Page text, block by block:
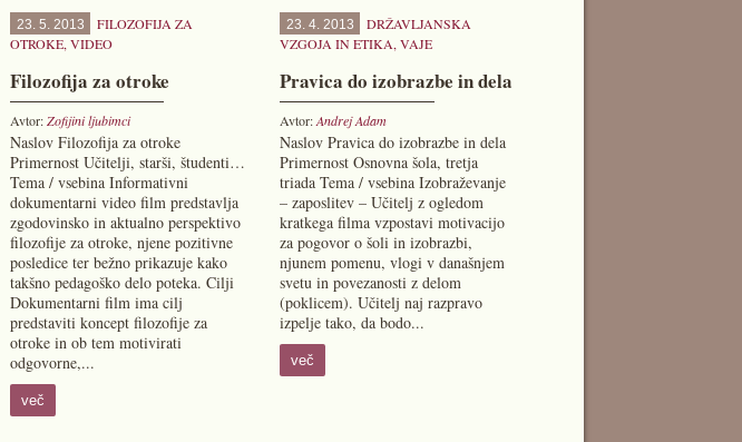
23. 5. 2013
FILOZOFIJA ZA
OTROKE, VIDEO
Filozofija za otroke
Avtor:Zofijini ljubimci
Naslov Filozofija za otroke
Primernost Učitelji, starši, študenti…
Tema / vsebina Informativni
dokumentarni video film predstavlja
zgodovinsko in aktualno perspektivo
filozofije za otroke, njene pozitivne
posledice ter bežno prikazuje kako
takšno pedagoško delo poteka. Cilji
Dokumentarni film ima cilj
predstaviti koncept filozofije za
otroke in ob tem motivirati
odgovorne,...
več
23. 4. 2013
DRŽAVLJANSKA
VZGOJA IN ETIKA,VAJE
Pravica do izobrazbe in dela
Avtor:Andrej Adam
Naslov Pravica do izobrazbe in dela
Primernost Osnovna šola, tretja
triada Tema / vsebina Izobraževanje
– zaposlitev – Učitelj z ogledom
kratkega filma vzpostavi motivacijo
za pogovor o šoli in izobrazbi,
njunem pomenu, vlogi v današnjem
svetu in povezanosti z delom
(poklicem). Učitelj naj razpravo
izpelje tako, da bodo...
več